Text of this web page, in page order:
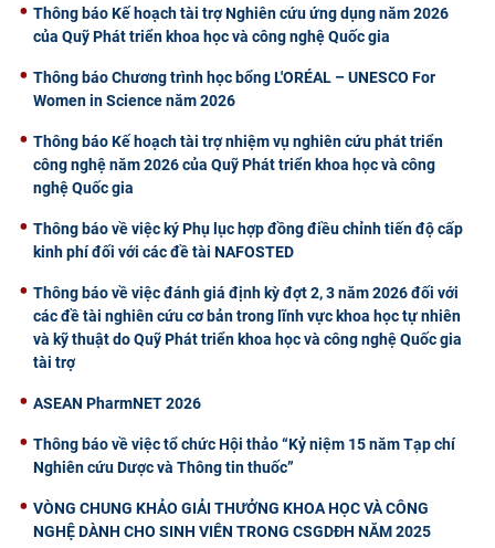
Thông báo Kế hoạch tài trợ Nghiên cứu ứng dụng năm 2026
của Quỹ Phát triển khoa học và công nghệ Quốc gia
Thông báo Chương trình học bổng L'ORÉAL – UNESCO For
Women in Science năm 2026
Thông báo Kế hoạch tài trợ nhiệm vụ nghiên cứu phát triển
công nghệ năm 2026 của Quỹ Phát triển khoa học và công
nghệ Quốc gia
Thông báo về việc ký Phụ lục hợp đồng điều chỉnh tiến độ cấp
kinh phí đối với các đề tài NAFOSTED
Thông báo về việc đánh giá định kỳ đợt 2, 3 năm 2026 đối với
các đề tài nghiên cứu cơ bản trong lĩnh vực khoa học tự nhiên
và kỹ thuật do Quỹ Phát triển khoa học và công nghệ Quốc gia
tài trợ
ASEAN PharmNET 2026
Thông báo về việc tổ chức Hội thảo “Kỷ niệm 15 năm Tạp chí
Nghiên cứu Dược và Thông tin thuốc”
VÒNG CHUNG KHẢO GIẢI THƯỞNG KHOA HỌC VÀ CÔNG
NGHỆ DÀNH CHO SINH VIÊN TRONG CSGDĐH NĂM 2025